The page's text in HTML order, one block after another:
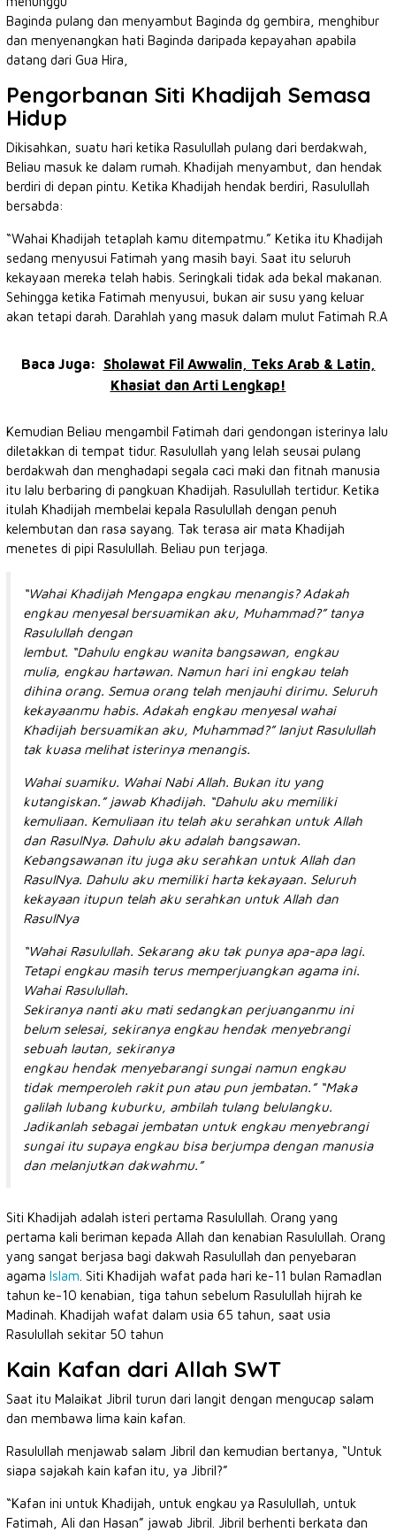
Baginda pulang dan menyambut Baginda dg gembira, menghibur
dan menyenangkan hati Baginda daripada kepayahan apabila
datang dari Gua Hira,
Pengorbanan Siti Khadijah Semasa
Hidup
Dikisahkan, suatu hari ketika Rasulullah pulang dari berdakwah,
Beliau masuk ke dalam rumah. Khadijah menyambut, dan hendak
berdiri di depan pintu. Ketika Khadijah hendak berdiri, Rasulullah
bersabda:
“Wahai Khadijah tetaplah kamu ditempatmu.” Ketika itu Khadijah
sedang menyusui Fatimah yang masih bayi. Saat itu seluruh
kekayaan mereka telah habis. Seringkali tidak ada bekal makanan.
Sehingga ketika Fatimah menyusui, bukan air susu yang keluar
akan tetapi darah. Darahlah yang masuk dalam mulut Fatimah R.A
Baca Juga:
Sholawat Fil Awwalin, Teks Arab & Latin,
Khasiat dan Arti Lengkap!
Kemudian Beliau mengambil Fatimah dari gendongan isterinya lalu
diletakkan di tempat tidur. Rasulullah yang lelah seusai pulang
berdakwah dan menghadapi segala caci maki dan fitnah manusia
itu lalu berbaring di pangkuan Khadijah. Rasulullah tertidur. Ketika
itulah Khadijah membelai kepala Rasulullah dengan penuh
kelembutan dan rasa sayang. Tak terasa air mata Khadijah
menetes di pipi Rasulullah. Beliau pun terjaga.
“Wahai Khadijah Mengapa engkau menangis? Adakah
engkau menyesal bersuamikan aku, Muhammad?” tanya
Rasulullah dengan
lembut. “Dahulu engkau wanita bangsawan, engkau
mulia, engkau hartawan. Namun hari ini engkau telah
dihina orang. Semua orang telah menjauhi dirimu. Seluruh
kekayaanmu habis. Adakah engkau menyesal wahai
Khadijah bersuamikan aku, Muhammad?” lanjut Rasulullah
tak kuasa melihat isterinya menangis.
Wahai suamiku. Wahai Nabi Allah. Bukan itu yang
kutangiskan.” jawab Khadijah. “Dahulu aku memiliki
kemuliaan. Kemuliaan itu telah aku serahkan untuk Allah
dan RasulNya. Dahulu aku adalah bangsawan.
Kebangsawanan itu juga aku serahkan untuk Allah dan
RasulNya. Dahulu aku memiliki harta kekayaan. Seluruh
kekayaan itupun telah aku serahkan untuk Allah dan
RasulNya
“Wahai Rasulullah. Sekarang aku tak punya apa-apa lagi.
Tetapi engkau masih terus memperjuangkan agama ini.
Wahai Rasulullah.
Sekiranya nanti aku mati sedangkan perjuanganmu ini
belum selesai, sekiranya engkau hendak menyebrangi
sebuah lautan, sekiranya
engkau hendak menyebarangi sungai namun engkau
tidak memperoleh rakit pun atau pun jembatan.” “Maka
galilah lubang kuburku, ambilah tulang belulangku.
Jadikanlah sebagai jembatan untuk engkau menyebrangi
sungai itu supaya engkau bisa berjumpa dengan manusia
dan melanjutkan dakwahmu.”
Siti Khadijah adalah isteri pertama Rasulullah. Orang yang
pertama kali beriman kepada Allah dan kenabian Rasulullah. Orang
yang sangat berjasa bagi dakwah Rasulullah dan penyebaran
agama Islam . Siti Khadijah wafat pada hari ke-11 bulan Ramadlan
tahun ke-10 kenabian, tiga tahun sebelum Rasulullah hijrah ke
Madinah. Khadijah wafat dalam usia 65 tahun, saat usia
Rasulullah sekitar 50 tahun
Kain Kafan dari Allah SWT
Saat itu Malaikat Jibril turun dari langit dengan mengucap salam
dan membawa lima kain kafan.
Rasulullah menjawab salam Jibril dan kemudian bertanya, “Untuk
siapa sajakah kain kafan itu, ya Jibril?”
“Kafan ini untuk Khadijah, untuk engkau ya Rasulullah, untuk
Fatimah, Ali dan Hasan” jawab Jibril. Jibril berhenti berkata dan